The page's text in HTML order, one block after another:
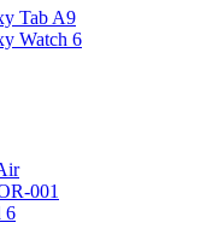
Tab A9
Watch 6
001
6